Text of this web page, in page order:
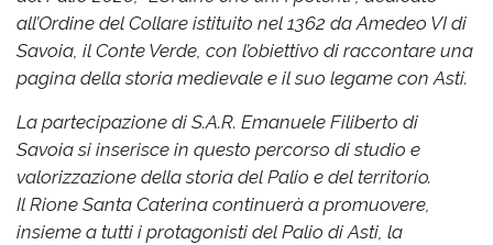
all’Ordine del Collare istituito nel 1362 da Amedeo VI di
Savoia, il Conte Verde, con l’obiettivo di raccontare una
pagina della storia medievale e il suo legame con Asti.
La partecipazione di S.A.R. Emanuele Filiberto di
Savoia si inserisce in questo percorso di studio e
valorizzazione della storia del Palio e del territorio.
Il Rione Santa Caterina continuerà a promuovere,
insieme a tutti i protagonisti del Palio di Asti, la